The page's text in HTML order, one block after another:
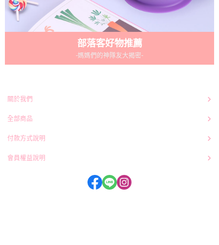
部落客好物推薦
-媽媽們的神隊友大揭密-
關於我們
全部商品
付款方式說明
會員權益說明